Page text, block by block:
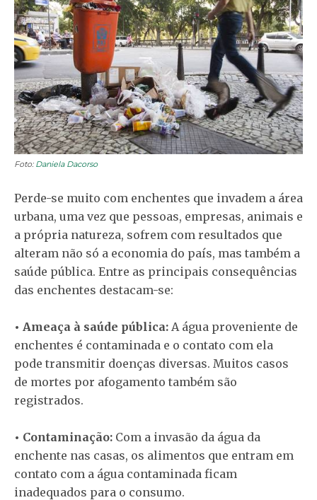
Foto: Daniela Dacorso
Perde-se muito com enchentes que invadem a área
urbana, uma vez que pessoas, empresas, animais e
a própria natureza, sofrem com resultados que
alteram não só a economia do país, mas também a
saúde pública. Entre as principais consequências
das enchentes destacam-se:
• Ameaça à saúde pública: A água proveniente de
enchentes é contaminada e o contato com ela
pode transmitir doenças diversas. Muitos casos
de mortes por afogamento também são
registrados.
• Contaminação: Com a invasão da água da
enchente nas casas, os alimentos que entram em
contato com a água contaminada ficam
inadequados para o consumo.